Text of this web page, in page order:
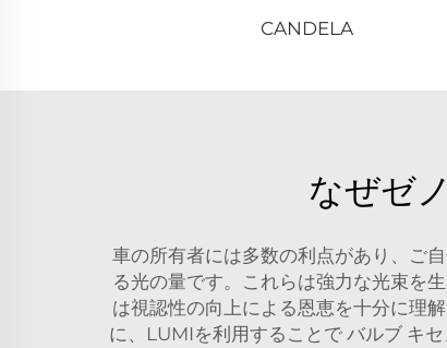
CANDELA
なぜゼ
車の所有者には多数の利点があり、ご
る光の量です。これらは強力な光束を
は視認性の向上による恩恵を十分に理
に、LUMIを利用することで バルブ キ